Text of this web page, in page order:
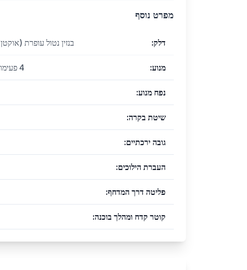
מפרט נוסף
דלק: בנזין נטול עופרת (אוקטן 95 בישראל / 87 בארה"ב)
מנוע: 4 פעימות, 4 צילינדרים SOHC-4V
נפח מנוע:
שיטת בקרה:
גובה ירכתיים:
העברת הילוכים:
פליטה דרך המדחף:
קוטר קדח ומהלך בוכנה: